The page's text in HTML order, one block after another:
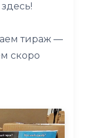
тираж —
скоро